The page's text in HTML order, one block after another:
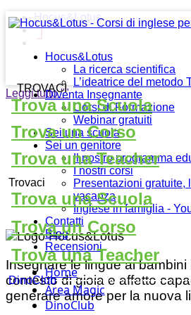
Hocus&Lotus
La ricerca scientifica
L’ideatrice del metodo
Diventa Insegnante
Corsi di Formazione
Webinar gratuiti
Sei una scuola
Sei un genitore
Il nostro programma
I nostri corsi
Presentazioni gratuite,
vacanza
Inglese in famiglia -
Contatti
Blog
Recensioni
Home
Area Magic
DinoClub
TROVACI
Trova una Scuola
Trova un Corso
Trova una Teacher
Trovaci
Trova una Scuola
Trova un Corso
Trova una Teacher
DinoClub
Hocus&Lotus
Leggi tutto""
Insegnare le lingue ai bambini
contesto di gioia e affetto
generare amore per la nuova